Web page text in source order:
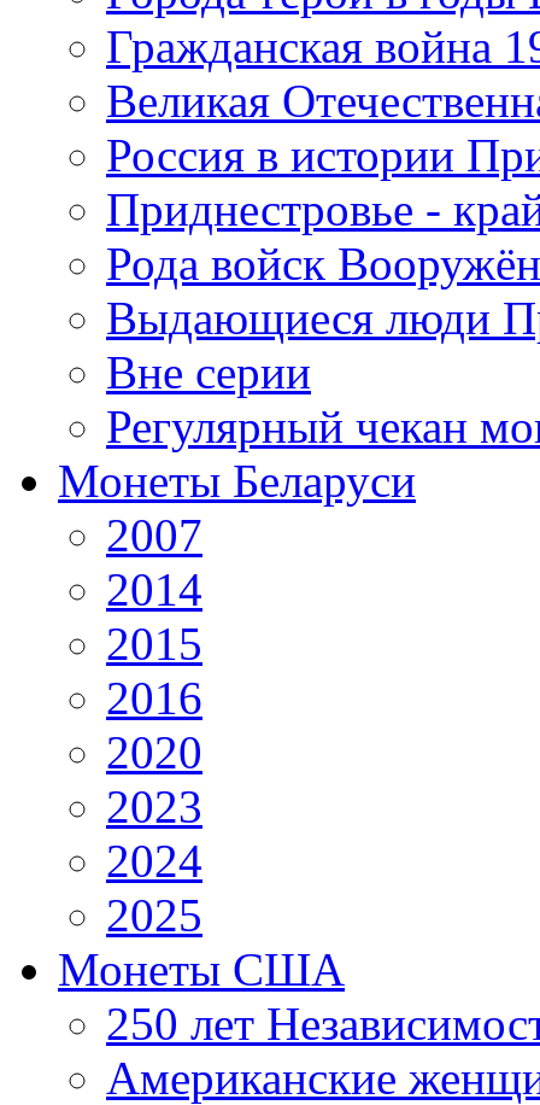
Гражданская война
Великая
Россия в истории
Приднестровье -
Рода войск
Выдающиеся люди
Вне серии
Регулярный чекан
Монеты Беларуси
2007
2014
2015
2016
2020
2023
2024
2025
Монеты США
250 лет
Американские